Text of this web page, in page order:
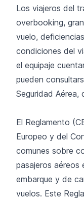
Los viajeros del
overbooking,
vuelo,
condiciones del
el equipaje
pueden
Seguridad Aérea,
El Reglamento
Europeo y del
comunes sobre
pasajeros aéreos
embarque y de
vuelos. Este